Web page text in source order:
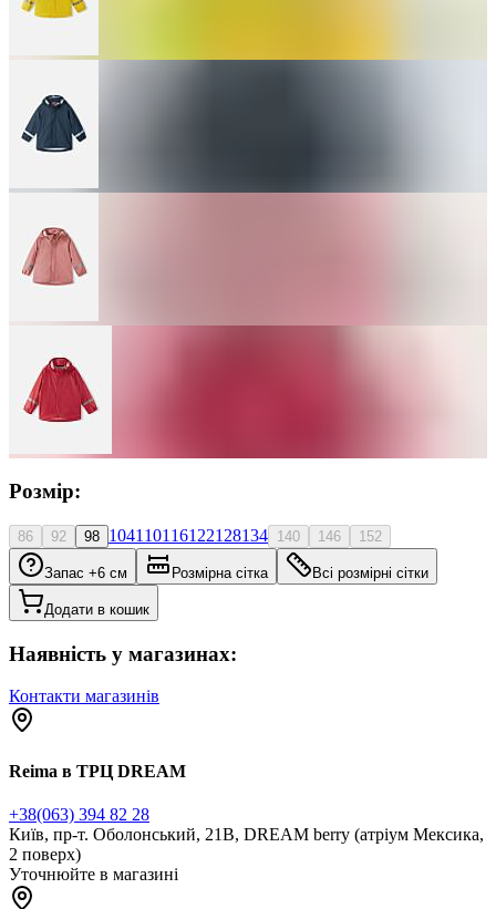
Розмір:
86 92 98 104110116122128134 140 146 152
Запас +6 см Розмірна сітка Всі розмірні сітки
Додати в кошик
Наявність у магазинах:
Контакти магазинів
Reima в ТРЦ DREAM
+38(063) 394 82 28
Київ, пр-т. Оболонський, 21В, DREAM berry (атріум Мексика,
2 поверх)
Уточнюйте в магазині